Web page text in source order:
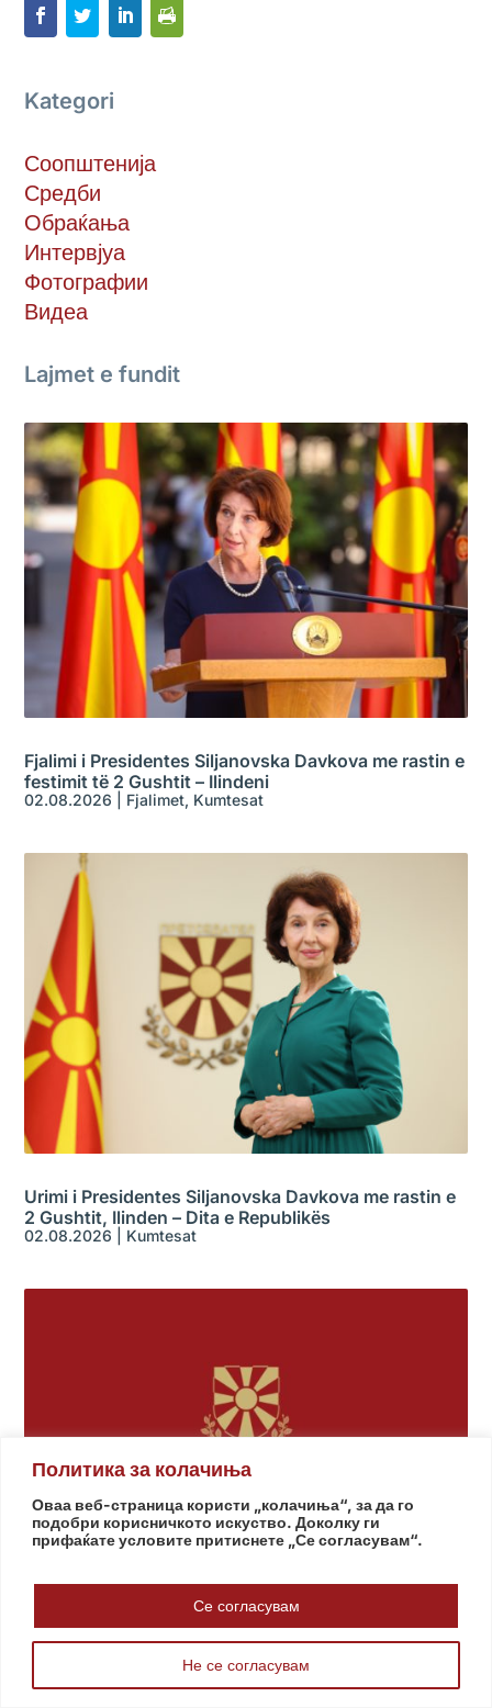
Политика за колачиња
Оваа веб-страница користи „колачиња“, за да го
подобри корисничкото искуство. Доколку ги
прифаќате условите притиснете „Се согласувам“.
Не се согласувам
Се согласувам
Kategori
Соопштенија
Средби
Обраќања
Интервјуа
Фотографии
Видеа
Lajmet e fundit
Fjalimi i Presidentes Siljanovska Davkova me rastin e
festimit të 2 Gushtit – Ilindeni
02.08.2026 Fjalimet, Kumtesat
Urimi i Presidentes Siljanovska Davkova me rastin e
2 Gushtit, Ilinden – Dita e Republikës
02.08.2026 Kumtesat
Festimi i 2 Gushtit – Ilinden nën patronazhin e
Presidentes Siljanovska Davkova në Shkup